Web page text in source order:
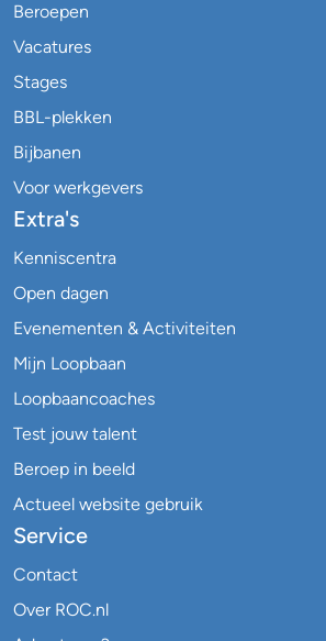
Beroepen
Vacatures
Stages
BBL-plekken
Bijbanen
Voor werkgevers
Extra's
Kenniscentra
Open dagen
Evenementen & Activiteiten
Mijn Loopbaan
Loopbaancoaches
Test jouw talent
Beroep in beeld
Actueel website gebruik
Service
Contact
Over ROC.nl